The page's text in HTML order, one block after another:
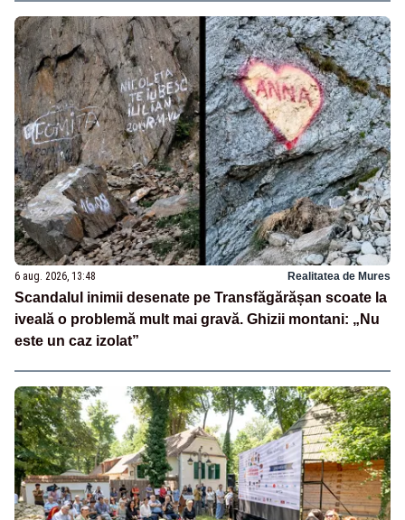
6 aug. 2026, 13:48 Realitatea de Mures
Scandalul inimii desenate pe Transfăgărășan scoate la
iveală o problemă mult mai gravă. Ghizii montani: „Nu
este un caz izolat”